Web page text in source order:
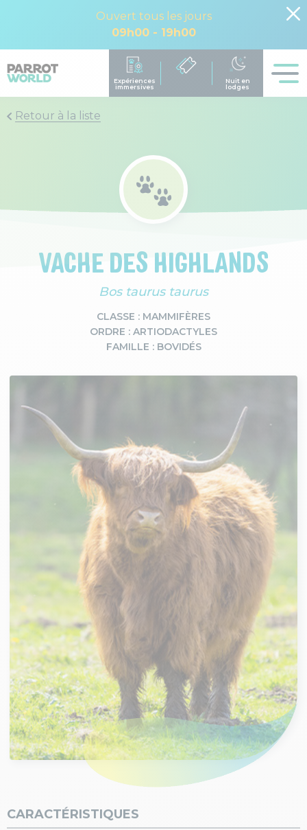
Ouvert tous les jours
09h00 - 19h00
VACHE DES HIGHLANDS
Retour à la liste
Bos taurus taurus
CLASSE : MAMMIFÈRES
ORDRE : ARTIODACTYLES
FAMILLE : BOVIDÉS
CARACTÉRISTIQUES